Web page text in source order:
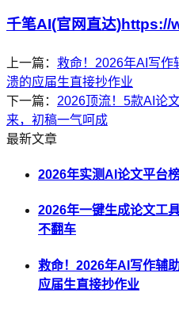
千笔AI(官网直达
上一篇： 救命！2026年AI写作
溃的应届生直接抄作业
下一篇： 2026顶流！5款AI论
来，初稿一气呵成
最新文章
2026年实测AI论文平台
2026年一键生成论文工
不翻车
救命！2026年AI写作辅
应届生直接抄作业